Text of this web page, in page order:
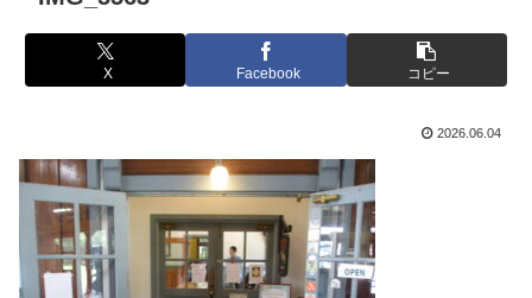
X Facebook コピー
2026.06.04